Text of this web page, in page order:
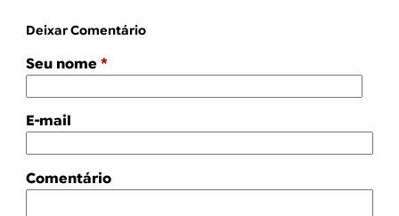
Deixar Comentário
Seu nome *
E-mail
Comentário